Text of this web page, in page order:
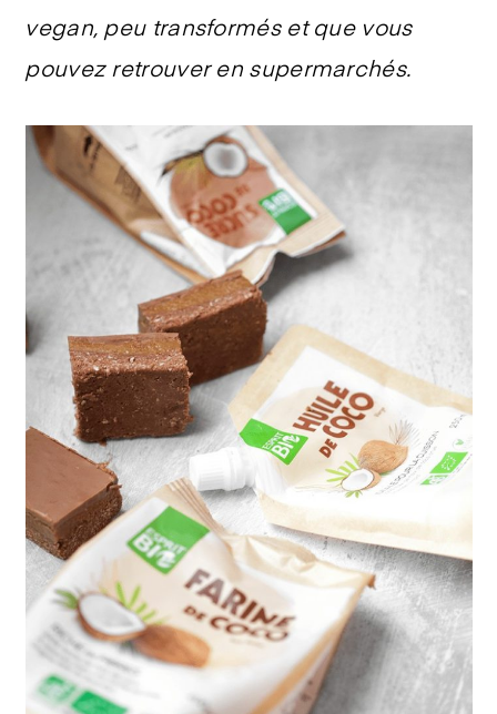
vegan, peu transformés et que vous
pouvez retrouver en supermarchés.